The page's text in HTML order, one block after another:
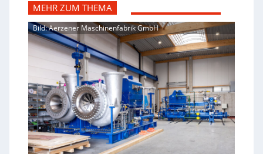
MEHR ZUM THEMA
Bild: Aerzener Maschinenfabrik GmbH